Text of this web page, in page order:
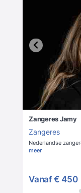
Zangeres Jamy
Zangeres
Nederlandse
meer
Vanaf € 450